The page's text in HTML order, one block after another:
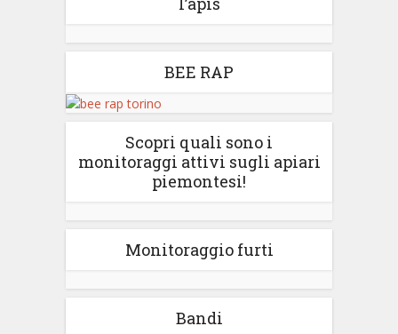
BEE RAP
Scopri quali sono i
monitoraggi attivi sugli apiari
piemontesi!
Monitoraggio furti
Bandi